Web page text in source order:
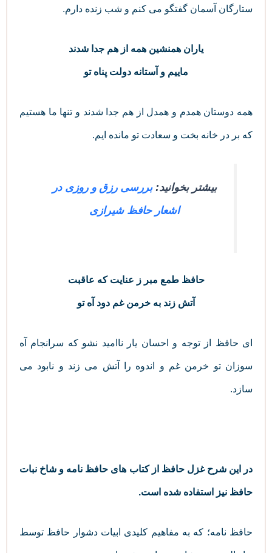
ستارگان آسمان گفتگو می کنم و شب زنده دارم.
یاران همنشین همه از هم جدا شدند
ماییم و آستانه دولت پناه تو
همه دوستان همدم و همدل از هم جدا شدند و تنها ما هستیم
که بر در خانه بخت و سعادت تو مانده ایم.
بیشتر بخوانید:بررسی رزق و روزی در
اشعار حافظ شیرازی
حافظ طمع مبر ز عنایت که عاقبت
آتش زند به خرمن غم دود آه تو
ای حافظ از توجه و احسان یار ناامید نشو که سرانجام آه
سوزان تو خرمن غم و اندوه را آتش می زند و نابود می
سازد.
در این شرح غزل حافظ از کتاب های حافظ نامه و شاخ نبات
حافظ نیز استفاده شده است.
حافظ نامه؛ که به مفاهیم کلیدی ابیات دشوار حافظ توسط